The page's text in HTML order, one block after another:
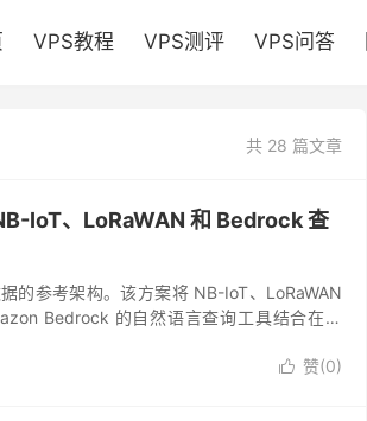
VPS教程 VPS测评 VPS问答
共 28 篇文章
IoT、LoRaWAN 和 Bedrock 查
的参考架构。该方案将 NB-IoT、LoRaWAN
Bedrock 的自然语言查询工具结合在一
 赞(0)